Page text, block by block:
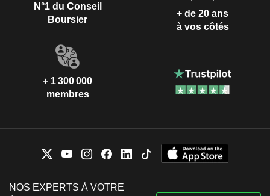
N°1 du Conseil
Boursier
+ de 20 ans
à vos côtés
+ 1 300 000
membres
NOS EXPERTS À VOTRE